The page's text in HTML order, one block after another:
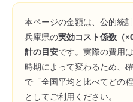
本ページの金額は、公的統
兵庫県の実効コスト係数（×
計の目安です。実際の費用
時期によって変わるため、
で「全国平均と比べてどの
としてご利用ください。